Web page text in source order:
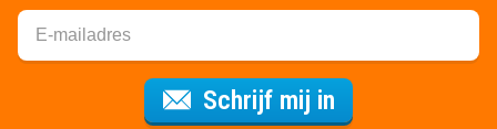
Schrijf mij in